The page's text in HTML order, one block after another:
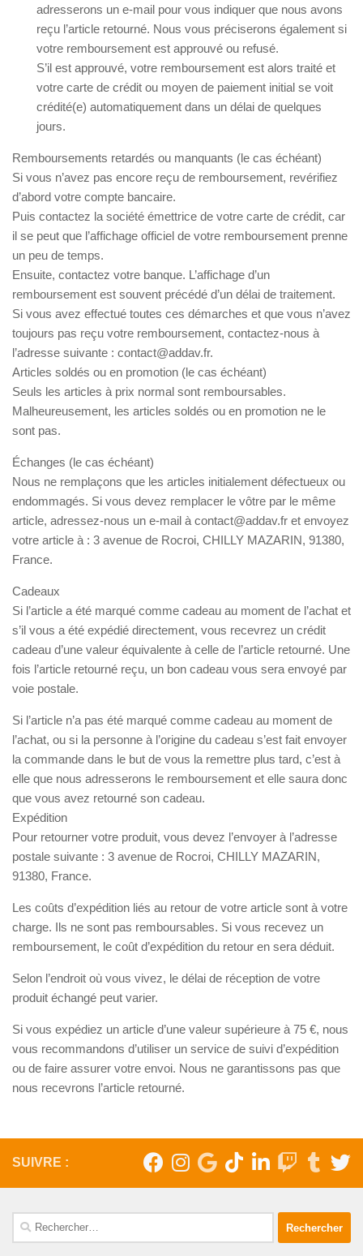
adresserons un e-mail pour vous indiquer que nous avons
reçu l’article retourné. Nous vous préciserons également si
votre remboursement est approuvé ou refusé.
S’il est approuvé, votre remboursement est alors traité et
votre carte de crédit ou moyen de paiement initial se voit
crédité(e) automatiquement dans un délai de quelques
jours.
Remboursements retardés ou manquants (le cas échéant)
Si vous n’avez pas encore reçu de remboursement, revérifiez
d’abord votre compte bancaire.
Puis contactez la société émettrice de votre carte de crédit, car
il se peut que l’affichage officiel de votre remboursement prenne
un peu de temps.
Ensuite, contactez votre banque. L’affichage d’un
remboursement est souvent précédé d’un délai de traitement.
Si vous avez effectué toutes ces démarches et que vous n’avez
toujours pas reçu votre remboursement, contactez-nous à
l’adresse suivante : contact@addav.fr.
Articles soldés ou en promotion (le cas échéant)
Seuls les articles à prix normal sont remboursables.
Malheureusement, les articles soldés ou en promotion ne le
sont pas.
Échanges (le cas échéant)
Nous ne remplaçons que les articles initialement défectueux ou
endommagés. Si vous devez remplacer le vôtre par le même
article, adressez-nous un e-mail à contact@addav.fr et envoyez
votre article à : 3 avenue de Rocroi, CHILLY MAZARIN, 91380,
France.
Cadeaux
Si l’article a été marqué comme cadeau au moment de l’achat et
s’il vous a été expédié directement, vous recevrez un crédit
cadeau d’une valeur équivalente à celle de l’article retourné. Une
fois l’article retourné reçu, un bon cadeau vous sera envoyé par
voie postale.
Si l’article n’a pas été marqué comme cadeau au moment de
l’achat, ou si la personne à l’origine du cadeau s’est fait envoyer
la commande dans le but de vous la remettre plus tard, c’est à
elle que nous adresserons le remboursement et elle saura donc
que vous avez retourné son cadeau.
Expédition
Pour retourner votre produit, vous devez l’envoyer à l’adresse
postale suivante : 3 avenue de Rocroi, CHILLY MAZARIN,
91380, France.
Les coûts d’expédition liés au retour de votre article sont à votre
charge. Ils ne sont pas remboursables. Si vous recevez un
remboursement, le coût d’expédition du retour en sera déduit.
Selon l’endroit où vous vivez, le délai de réception de votre
produit échangé peut varier.
Si vous expédiez un article d’une valeur supérieure à 75 €, nous
vous recommandons d’utiliser un service de suivi d’expédition
ou de faire assurer votre envoi. Nous ne garantissons pas que
nous recevrons l’article retourné.
SUIVRE :
Rechercher :